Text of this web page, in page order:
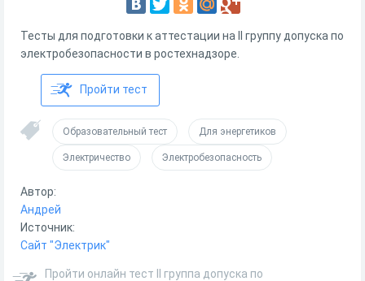
Тесты для подготовки к аттестации на II группу допуска по
электробезопасности в ростехнадзоре.
Пройти тест
Образовательный тест Для энергетиков
Электричество Электробезопасность
Автор:
Андрей
Источник:
Сайт "Электрик"
Пройти онлайн тест II группа допуска по